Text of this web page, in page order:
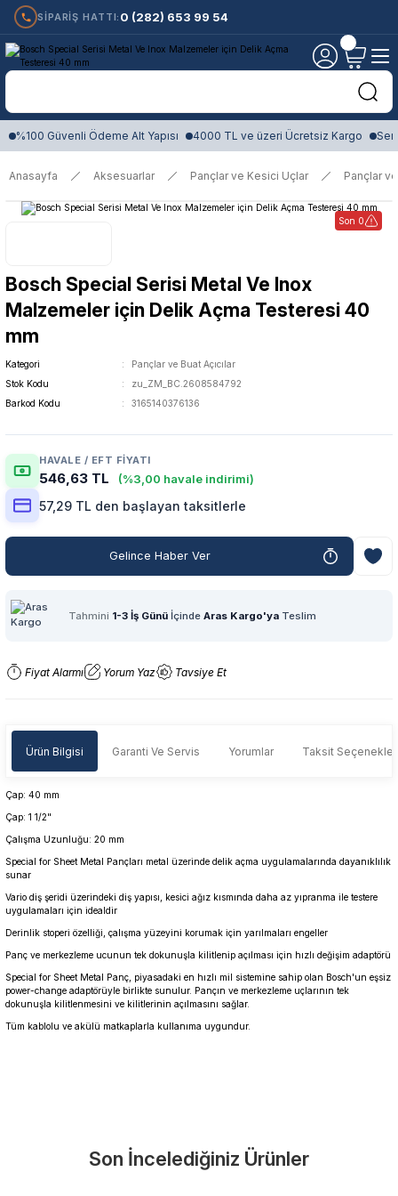
SİPARİŞ HATTI: 0 (282) 653 99 54
%100 Güvenli Ödeme Alt Yapısı 4000 TL ve üzeri Ücretsiz Kargo
Anasayfa Aksesuarlar Pançlar ve Kesici Uçlar Pançlar ve
Son 0
Bosch Special Serisi Metal Ve Inox
Malzemeler için Delik Açma Testeresi 40
mm
Kategori
Pançlar ve Buat Açıcılar
Stok Kodu
zu_ZM_BC.2608584792
Barkod Kodu
3165140376136
HAVALE / EFT FIYATI
546,63 TL (%3,00 havale indirimi)
57,29 TL den başlayan taksitlerle
Gelince Haber Ver
Tahmini 1-3 İş Günü İçinde Aras Kargo'ya Teslim
Fiyat Alarmı Yorum Yaz Tavsiye Et
Ürün Bilgisi Garanti Ve Servis Yorumlar Taksit
Çap: 40 mm
Çap: 1 1/2"
Çalışma Uzunluğu: 20 mm
Special for Sheet Metal Pançları metal üzerinde delik açma uygulamalarında dayanıklılık
sunar
Vario diş şeridi üzerindeki diş yapısı, kesici ağız kısmında daha az yıpranma ile testere
uygulamaları için idealdir
Derinlik stoperi özelliği, çalışma yüzeyini korumak için yarılmaları engeller
Panç ve merkezleme ucunun tek dokunuşla kilitlenip açılması için hızlı değişim adaptörü
Special for Sheet Metal Panç, piyasadaki en hızlı mil sistemine sahip olan Bosch'un eşsiz
power-change adaptörüyle birlikte sunulur. Pançın ve merkezleme uçlarının tek
dokunuşla kilitlenmesini ve kilitlerinin açılmasını sağlar.
Tüm kablolu ve akülü matkaplarla kullanıma uygundur.
Tüm ürünlerimiz üretici firma garantisi altındadır. Size en yakın
Yorum Yaz
Son İncelediğiniz Ürünler